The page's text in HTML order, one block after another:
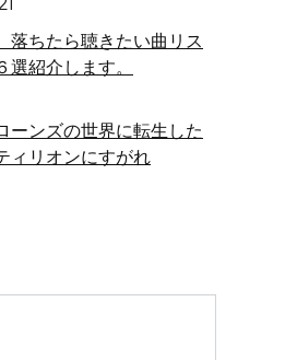
落ちたら聴きたい曲リス
選紹介します。
ーンズの世界に転生した
ィリオンにすがれ